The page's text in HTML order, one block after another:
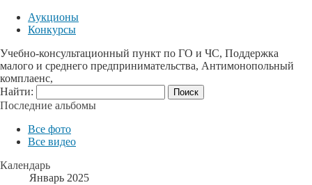
Аукционы
Конкурсы
Учебно-консультационный пункт по ГО и ЧС, Поддержка
малого и среднего предпринимательства, Антимонопольный
комплаенс,
Найти:
Последние альбомы
Все фото
Все видео
Календарь
Январь 2025